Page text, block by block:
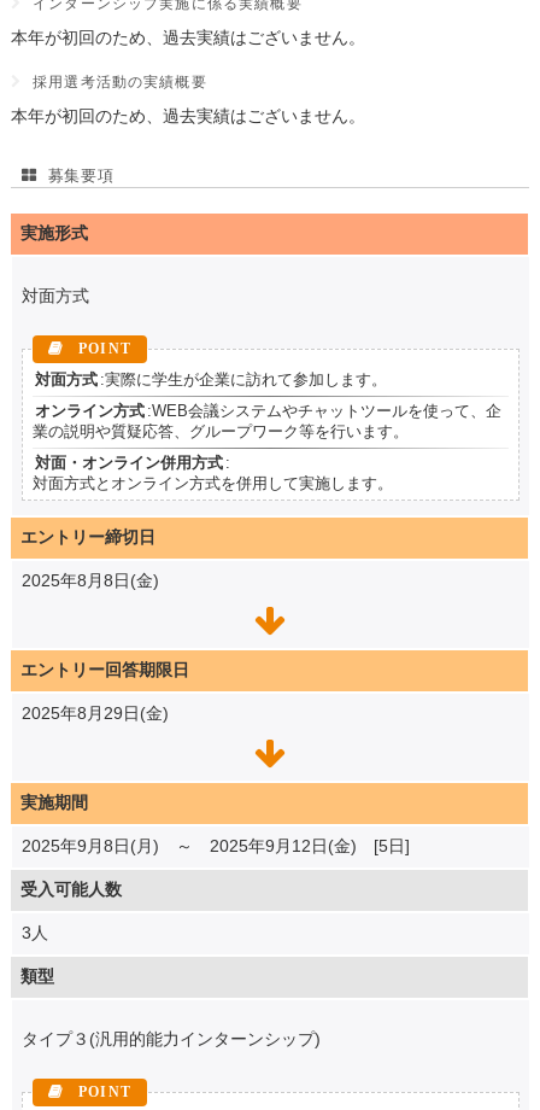
インターンシップ実施に係る実績概要
本年が初回のため、過去実績はございません。
採用選考活動の実績概要
本年が初回のため、過去実績はございません。
募集要項
実施形式
対面方式
対面方式 :実際に学生が企業に訪れて参加します。
オンライン方式 :WEB会議システムやチャットツールを使って、企
業の説明や質疑応答、グループワーク等を行います。
対面・オンライン併用方式 :
対面方式とオンライン方式を併用して実施します。
エントリー締切日
2025年8月8日(金)
エントリー回答期限日
2025年8月29日(金)
実施期間
2025年9月8日(月) ～ 2025年9月12日(金) [5日]
受入可能人数
3人
類型
タイプ３(汎用的能力インターンシップ)